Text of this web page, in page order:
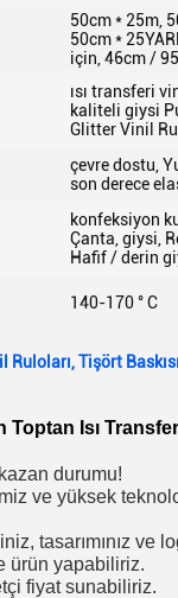
50cm * 25m,
50cm *
için, 46cm /
ısı transferi
kaliteli giysi
Glitter Vinil
çevre dostu,
son derece
konfeksiyon
Çanta, giysi,
Hafif / derin
140-170 ° C
Ruloları, Tişört
Toptan Isı
durumu!
ve yüksek
tasarımınız ve
ürün yapabiliriz.
fiyat sunabiliriz.